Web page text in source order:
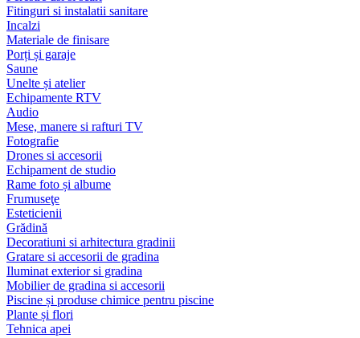
Fitinguri si instalatii sanitare
Incalzi
Materiale de finisare
Porți și garaje
Saune
Unelte și atelier
Echipamente RTV
Audio
Mese, manere si rafturi TV
Fotografie
Drones si accesorii
Echipament de studio
Rame foto și albume
Frumuseţe
Esteticienii
Grădină
Decoratiuni si arhitectura gradinii
Gratare si accesorii de gradina
Iluminat exterior si gradina
Mobilier de gradina si accesorii
Piscine și produse chimice pentru piscine
Plante și flori
Tehnica apei